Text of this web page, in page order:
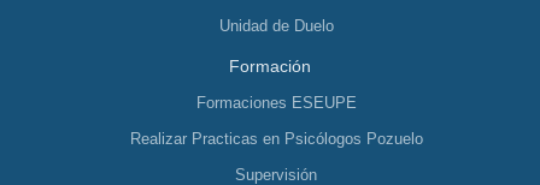
Unidad de Duelo
Formación
Formaciones ESEUPE
Realizar Practicas en Psicólogos Pozuelo
Supervisión